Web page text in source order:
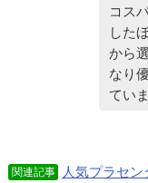
コス
した
から
なり
ていま
関連記事 人気プラセ